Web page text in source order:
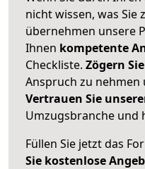
nicht wissen, was Sie
übernehmen unsere
Ihnen kompetente
Checkliste. Zögern
Anspruch zu nehmen
Vertrauen Sie
Umzugsbranche und
Füllen Sie jetzt das
Sie kostenlose